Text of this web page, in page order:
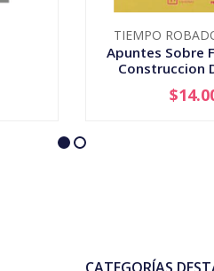
TIEMPO
Apuntes Sobre
Construccion